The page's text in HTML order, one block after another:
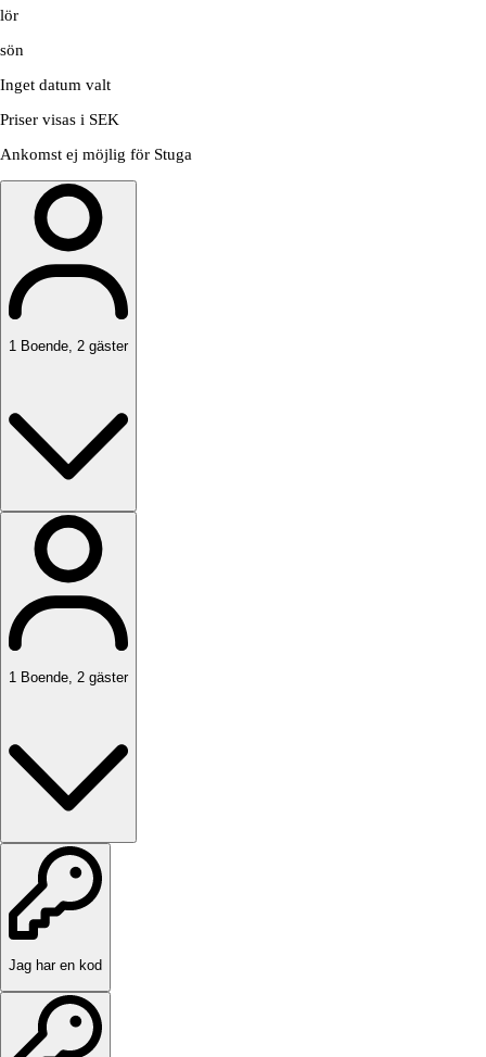
lör
sön
Inget datum valt
Priser visas i SEK
Ankomst ej möjlig för Stuga
1 Boende 2 gäster
1 Boende 2 gäster
Jag har en kod